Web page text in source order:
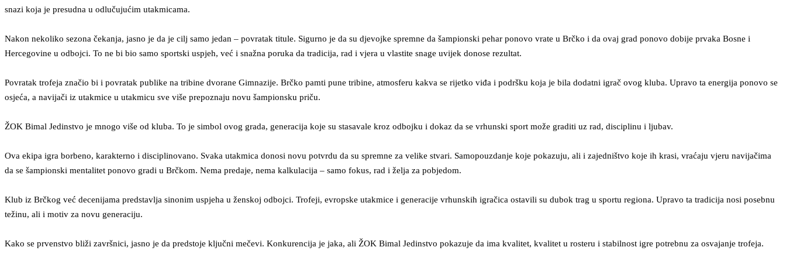
snazi koja je presudna u odlučujućim utakmicama.
Nakon nekoliko sezona čekanja, jasno je da je cilj samo jedan – povratak titule. Sigurno je da su djevojke spremne da šampionski pehar ponovo vrate u Brčko i da ovaj grad ponovo dobije prvaka Bosne i
Hercegovine u odbojci. To ne bi bio samo sportski uspjeh, već i snažna poruka da tradicija, rad i vjera u vlastite snage uvijek donose rezultat.
Povratak trofeja značio bi i povratak publike na tribine dvorane Gimnazije. Brčko pamti pune tribine, atmosferu kakva se rijetko viđa i podršku koja je bila dodatni igrač ovog kluba. Upravo ta energija ponovo se
osjeća, a navijači iz utakmice u utakmicu sve više prepoznaju novu šampionsku priču.
ŽOK Bimal Jedinstvo je mnogo više od kluba. To je simbol ovog grada, generacija koje su stasavale kroz odbojku i dokaz da se vrhunski sport može graditi uz rad, disciplinu i ljubav.
Ova ekipa igra borbeno, karakterno i disciplinovano. Svaka utakmica donosi novu potvrdu da su spremne za velike stvari. Samopouzdanje koje pokazuju, ali i zajedništvo koje ih krasi, vraćaju vjeru navijačima
da se šampionski mentalitet ponovo gradi u Brčkom. Nema predaje, nema kalkulacija – samo fokus, rad i želja za pobjedom.
Klub iz Brčkog već decenijama predstavlja sinonim uspjeha u ženskoj odbojci. Trofeji, evropske utakmice i generacije vrhunskih igračica ostavili su dubok trag u sportu regiona. Upravo ta tradicija nosi posebnu
težinu, ali i motiv za novu generaciju.
Kako se prvenstvo bliži završnici, jasno je da predstoje ključni mečevi. Konkurencija je jaka, ali ŽOK Bimal Jedinstvo pokazuje da ima kvalitet, kvalitet u rosteru i stabilnost igre potrebnu za osvajanje trofeja.